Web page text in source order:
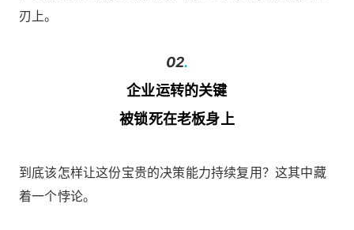
刃上。
02.
企业运转的关键
被锁死在老板身上
到底该怎样让这份宝贵的决策能力持续复用？这其中藏
着一个悖论。